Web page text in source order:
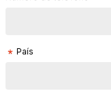
País